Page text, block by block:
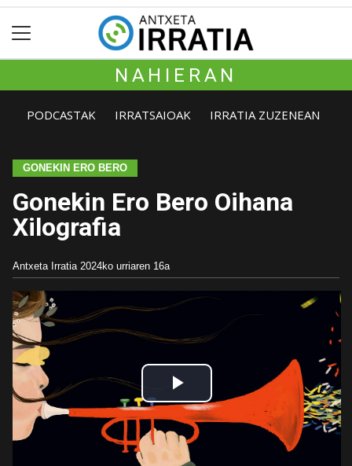
NAHIERAN
PODCASTAK IRRATSAIOAK IRRATIA ZUZENEAN
GONEKIN ERO BERO
Gonekin Ero Bero Oihana
Xilografia
Antxeta Irratia 2024ko urriaren 16a